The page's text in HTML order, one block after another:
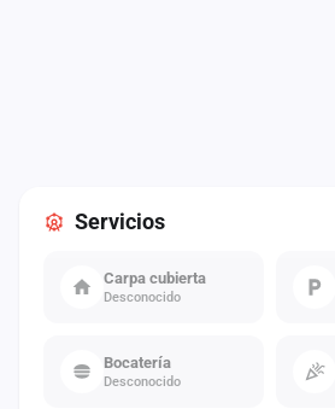
Servicios
Carpa cubierta
Desconocido
Bocatería
Desconocido